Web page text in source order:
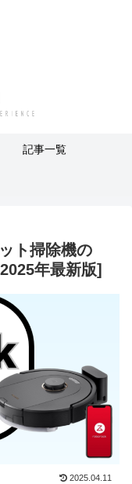
記事一覧
ト掃除機の
年最新版]
2025.04.11